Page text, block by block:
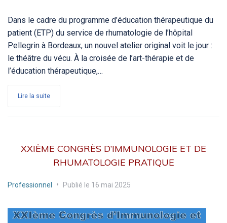
Dans le cadre du programme d’éducation thérapeutique du
patient (ETP) du service de rhumatologie de l’hôpital
Pellegrin à Bordeaux, un nouvel atelier original voit le jour :
le théâtre du vécu. À la croisée de l’art-thérapie et de
l’éducation thérapeutique,…
Lire la suite
XXIÈME CONGRÈS D’IMMUNOLOGIE ET DE
RHUMATOLOGIE PRATIQUE
Professionnel • Publié le 16 mai 2025